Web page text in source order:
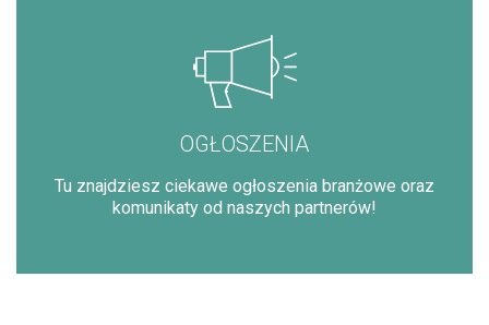
OGŁOSZENIA
Tu znajdziesz ciekawe ogłoszenia branżowe oraz
komunikaty od naszych partnerów!